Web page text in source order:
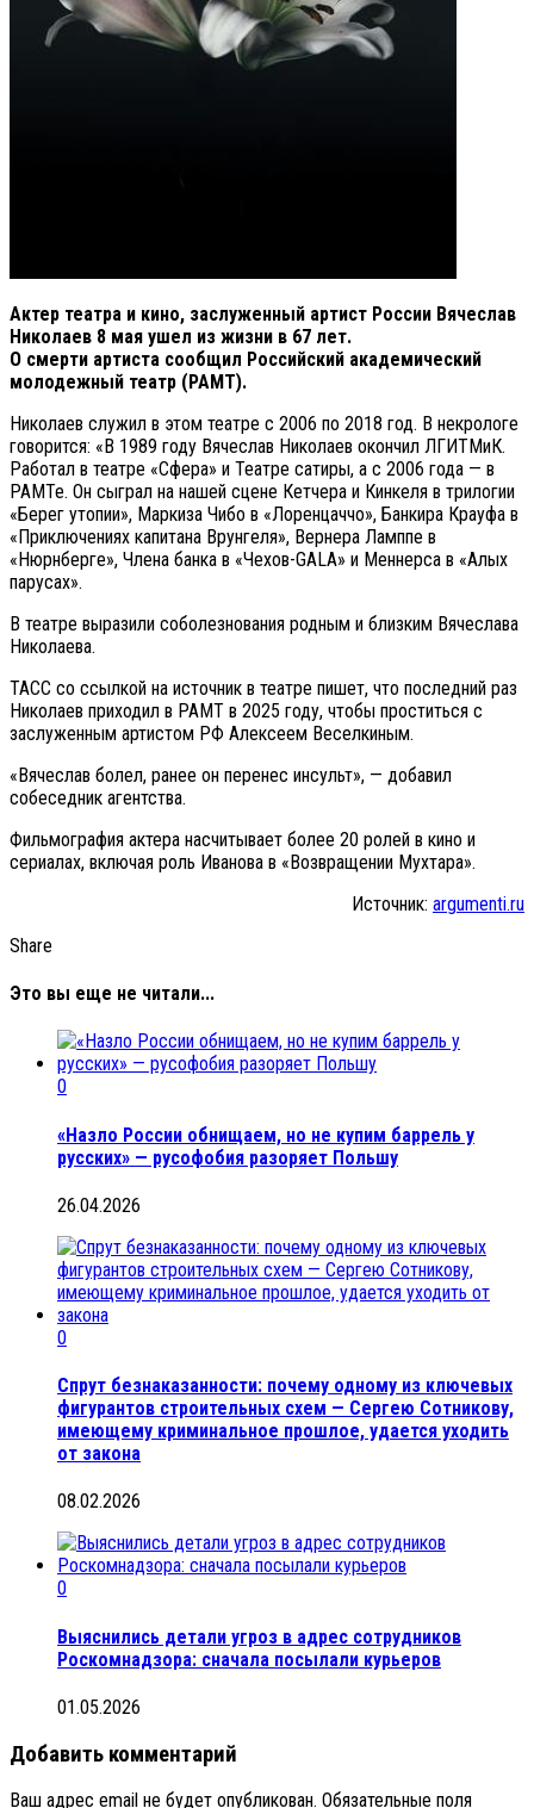
Актер театра и кино, заслуженный артист России Вячеслав
Николаев 8 мая ушел из жизни в 67 лет.
О смерти артиста сообщил Российский академический
молодежный театр (РАМТ).
Николаев служил в этом театре с 2006 по 2018 год. В некрологе
говорится: «В 1989 году Вячеслав Николаев окончил ЛГИТМиК.
Работал в театре «Сфера» и Театре сатиры, а с 2006 года — в
РАМТе. Он сыграл на нашей сцене Кетчера и Кинкеля в трилогии
«Берег утопии», Маркиза Чибо в «Лоренцаччо», Банкира Крауфа в
«Приключениях капитана Врунгеля», Вернера Ламппе в
«Нюрнберге», Члена банка в «Чехов-GALA» и Меннерса в «Алых
парусах».
В театре выразили соболезнования родным и близким Вячеслава
Николаева.
ТАСС со ссылкой на источник в театре пишет, что последний раз
Николаев приходил в РАМТ в 2025 году, чтобы проститься с
заслуженным артистом РФ Алексеем Веселкиным.
«Вячеслав болел, ранее он перенес инсульт», — добавил
собеседник агентства.
Фильмография актера насчитывает более 20 ролей в кино и
сериалах, включая роль Иванова в «Возвращении Мухтара».
Источник: argumenti.ru
Share
Это вы еще не читали...
0
«Назло России обнищаем, но не купим баррель у
русских» — русофобия разоряет Польшу
26.04.2026
0
Спрут безнаказанности: почему одному из ключевых
фигурантов строительных схем — Сергею Сотникову,
имеющему криминальное прошлое, удается уходить
от закона
08.02.2026
0
Выяснились детали угроз в адрес сотрудников
Роскомнадзора: сначала посылали курьеров
01.05.2026
Добавить комментарий
Ваш адрес email не будет опубликован. Обязательные поля